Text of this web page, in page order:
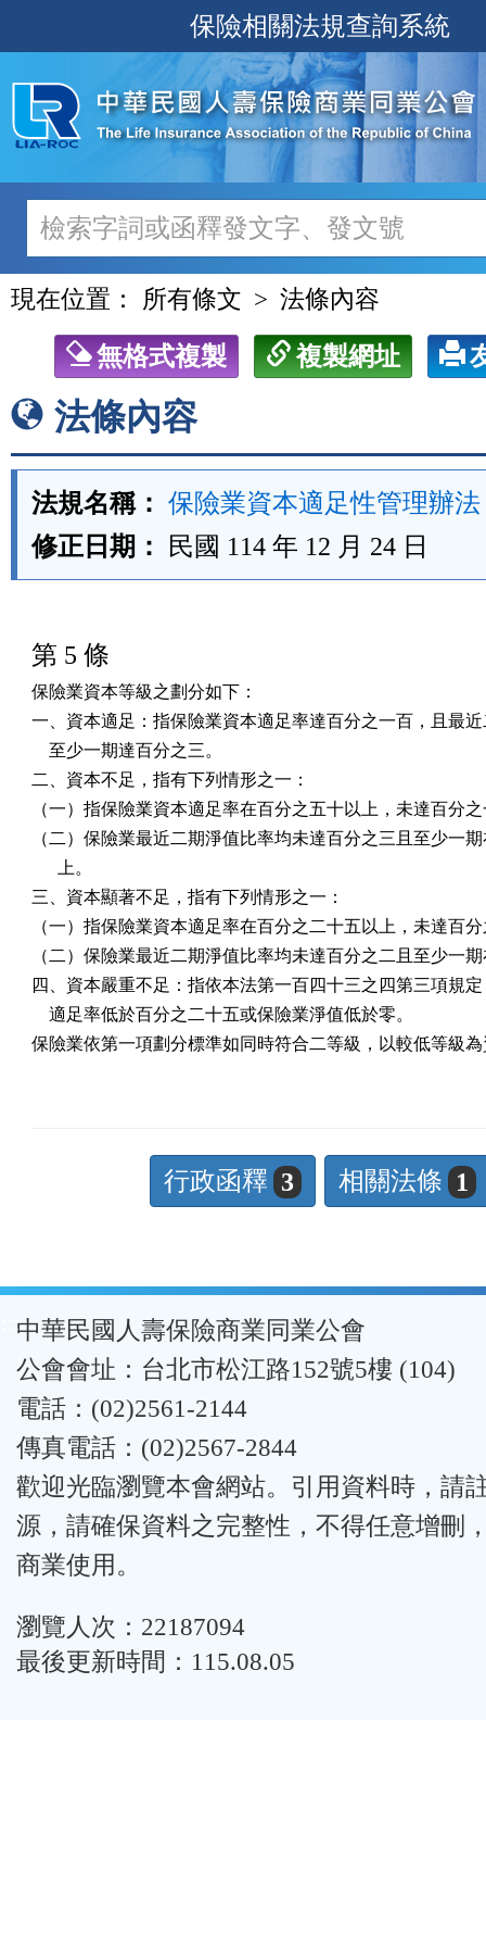
至
主
內
容
保險相關法規查詢系統
現在位置： 所有條文 法條內容
無格式複製 複製網址
法條內容
法規名稱： 保險業資本適足性管理辦法
修正日期：
民國 114 年 12 月 24 日
第 5 條
保險業資本等級之劃分如下：
一、資本適足：指保險業資本適足率達百分之一百，且最
    至少一期達百分之三。
二、資本不足，指有下列情形之一：
（一）指保險業資本適足率在百分之五十以上，未達百分
（二）保險業最近二期淨值比率均未達百分之三且至少一
      上。
三、資本顯著不足，指有下列情形之一：
（一）指保險業資本適足率在百分之二十五以上，未達百
（二）保險業最近二期淨值比率均未達百分之二且至少一
四、資本嚴重不足：指依本法第一百四十三之四第三項規
    適足率低於百分之二十五或保險業淨值低於零。
保險業依第一項劃分標準如同時符合二等級，以較低等級
行政函釋 3 相關法條 1
:::中華民國人壽保險商業同業公會
公會會址：台北市松江路152號5樓 (104)
電話：(02)2561-2144
傳真電話：(02)2567-2844
歡迎光臨瀏覽本會網站。引用資料時，請
源，請確保資料之完整性，不得任意增刪
商業使用。
瀏覽人次：22187094
最後更新時間：115.08.05